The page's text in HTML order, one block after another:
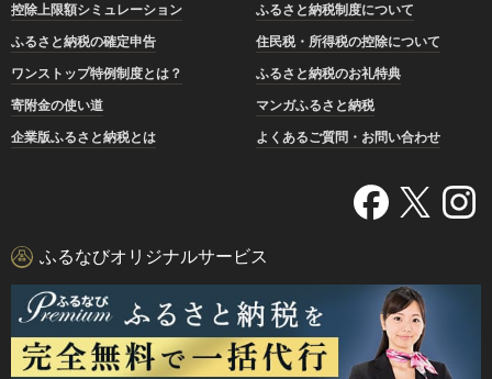
控除上限額シミュレーション
ふるさと納税制度について
ふるさと納税の確定申告
住民税・所得税の控除について
ワンストップ特例制度とは？
ふるさと納税のお礼特典
寄附金の使い道
マンガふるさと納税
企業版ふるさと納税とは
よくあるご質問・お問い合わせ
ふるなびオリジナルサービス